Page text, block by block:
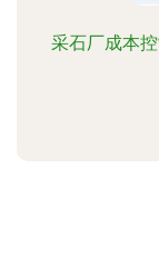
采石厂成本